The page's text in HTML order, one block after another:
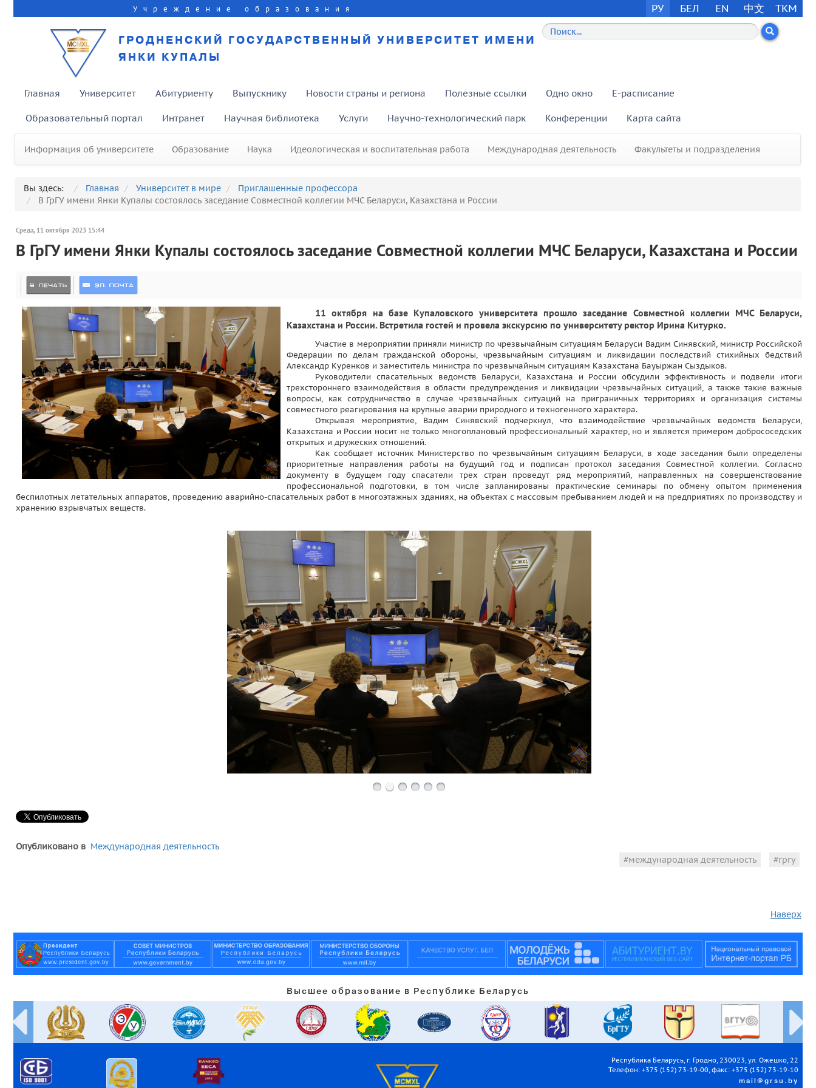
Учреждение образования РУ БЕЛ EN 中文 TKM
ГРОДНЕНСКИЙ ГОСУДАРСТВЕННЫЙ УНИВЕРСИТЕТ ИМЕНИ
ЯНКИ КУПАЛЫ
Главная Университет Абитуриенту Выпускнику Новости страны и региона Полезные ссылки Одно окно E-расписание
Образовательный портал Интранет Научная библиотека Услуги Научно-технологический парк Конференции Карта сайта
Информация об университете Образование Наука Идеологическая и воспитательная работа Международная деятельность Факультеты и подразделения
Вы здесь: Главная Университет в мире
Приглашенные профессора
В ГрГУ имени Янки Купалы состоялось заседание Совместной коллегии МЧС Беларуси, Казахстана и России
Среда, 11 октября 2023 15:44
В ГрГУ имени Янки Купалы состоялось заседание Совместной коллегии МЧС Беларуси, Казахстана и России
11 октября на базе Купаловского университета прошло заседание Совместной коллегии МЧС Беларуси,
Казахстана и России. Встретила гостей и провела экскурсию по университету ректор Ирина Китурко.
Участие в мероприятии приняли министр по чрезвычайным ситуациям Беларуси Вадим Синявский, министр Российской
Федерации по делам гражданской обороны, чрезвычайным ситуациям и ликвидации последствий стихийных бедствий
Александр Куренков и заместитель министра по чрезвычайным ситуациям Казахстана Бауыржан Сыздыков.
Руководители спасательных ведомств Беларуси, Казахстана и России обсудили эффективность и подвели итоги
трехстороннего взаимодействия в области предупреждения и ликвидации чрезвычайных ситуаций, а также такие важные
вопросы, как сотрудничество в случае чрезвычайных ситуаций на приграничных территориях и организация системы
совместного реагирования на крупные аварии природного и техногенного характера.
Открывая мероприятие, Вадим Синявский подчеркнул, что взаимодействие чрезвычайных ведомств Беларуси,
Казахстана и России носит не только многоплановый профессиональный характер, но и является примером добрососедских
открытых и дружеских отношений.
Как сообщает источник Министерство по чрезвычайным ситуациям Беларуси, в ходе заседания были определены
приоритетные направления работы на будущий год и подписан протокол заседания Совместной коллегии. Согласно
документу в будущем году спасатели трех стран проведут ряд мероприятий, направленных на совершенствование
профессиональной подготовки, в том числе запланированы практические семинары по обмену опытом применения
беспилотных летательных аппаратов, проведению аварийно-спасательных работ в многоэтажных зданиях, на объектах с массовым пребыванием людей и на предприятиях по производству и
хранению взрывчатых веществ.
Опубликовано в Международная деятельность
гргу
международная деятельность
Наверх
Высшее образование в Республике Беларусь
Республика Беларусь, г. Гродно, 230023, ул. Ожешко, 22
Телефон: +375 (152) 73-19-00, факс: +375 (152) 73-19-10
mail@grsu.by